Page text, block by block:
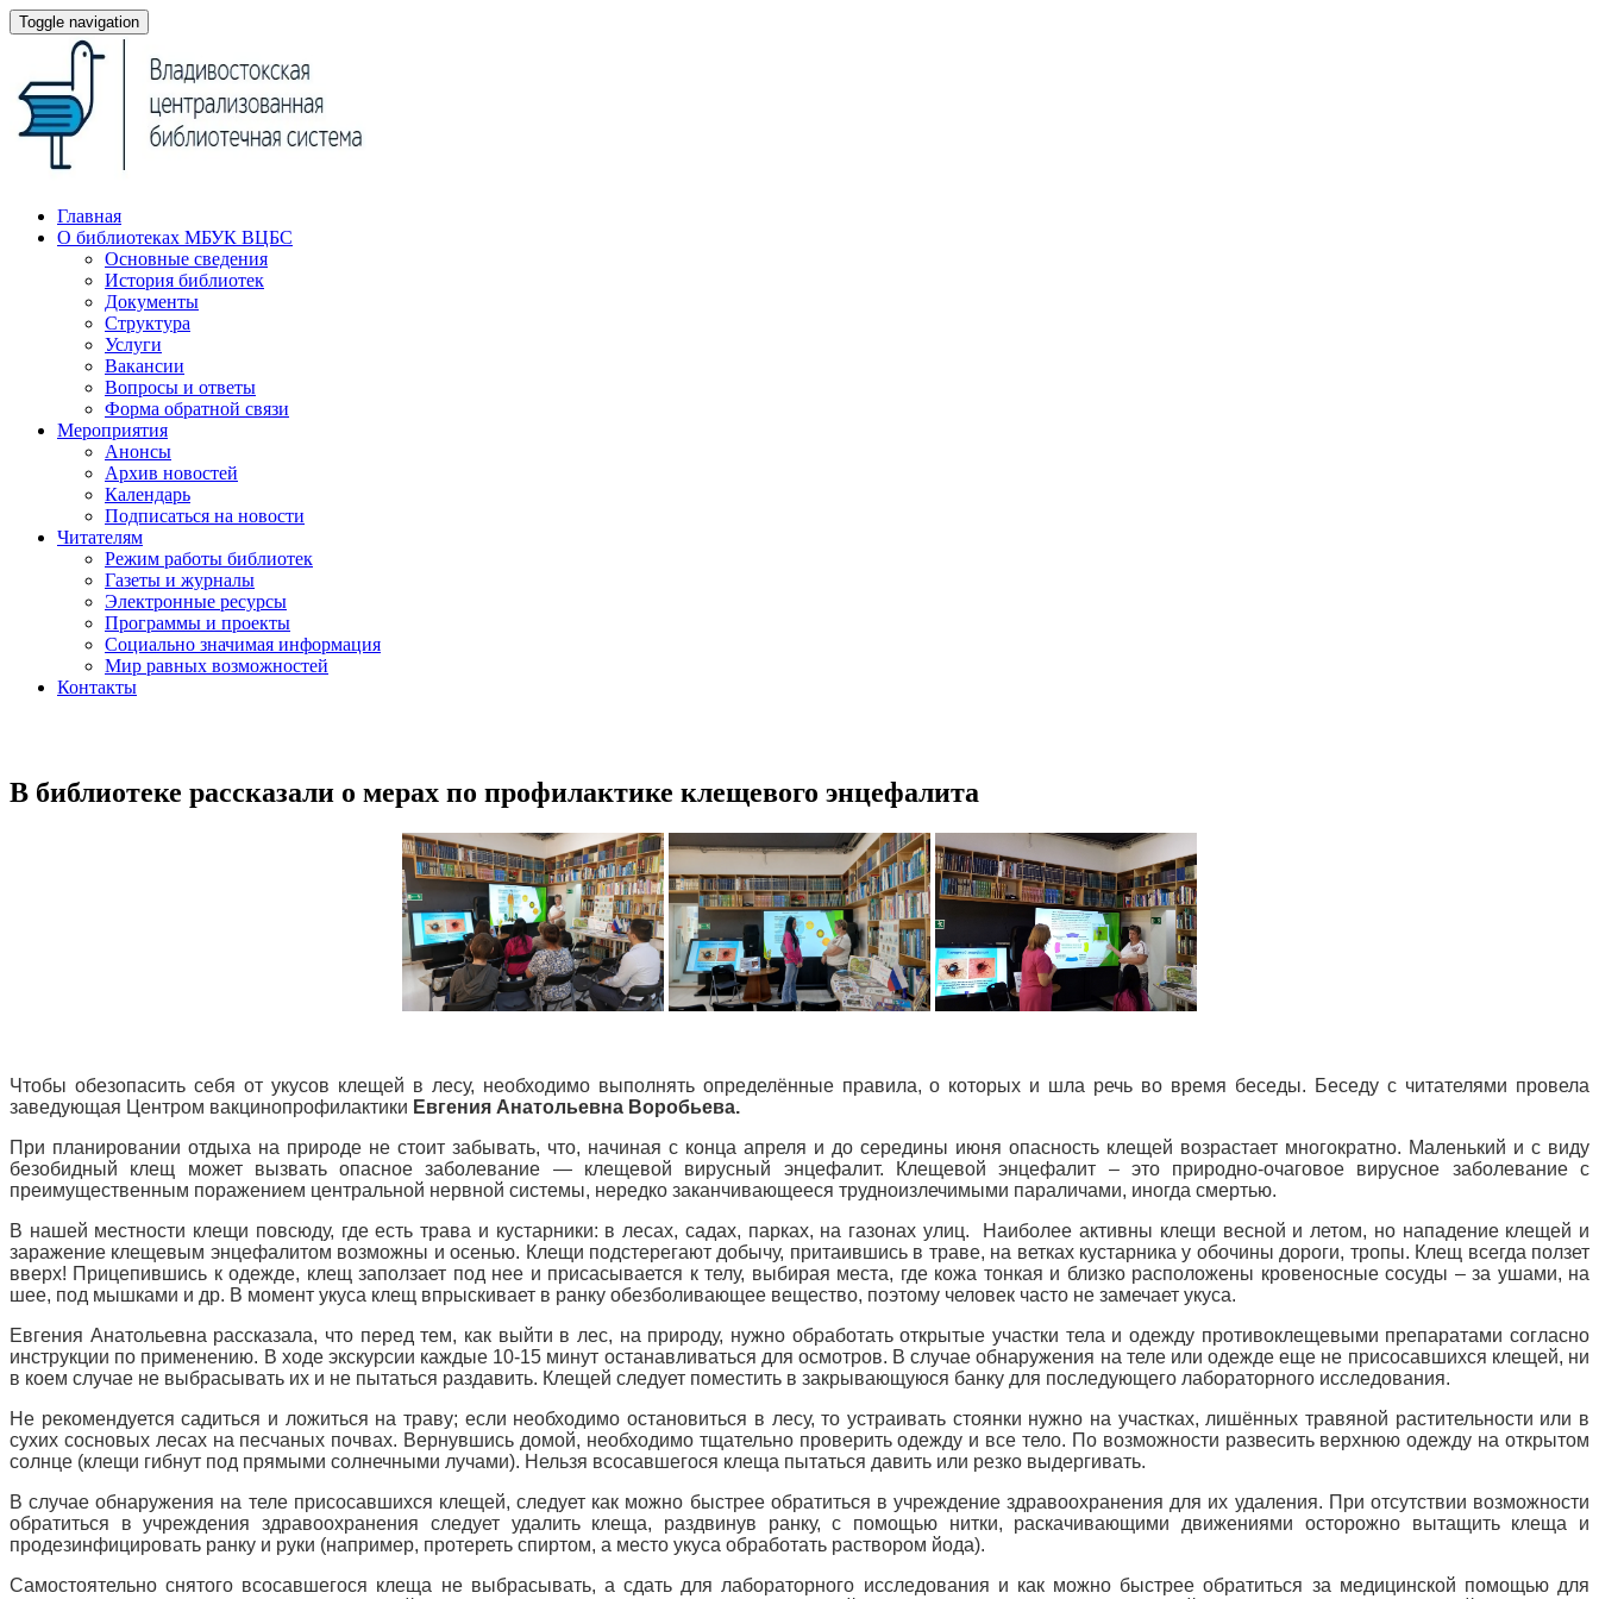
Toggle navigation
Главная
О библиотеках МБУК ВЦБС
Основные сведения
История библиотек
Документы
Структура
Услуги
Вакансии
Вопросы и ответы
Форма обратной связи
Мероприятия
Анонсы
Архив новостей
Календарь
Подписаться на новости
Читателям
Режим работы библиотек
Газеты и журналы
Электронные ресурсы
Программы и проекты
Социально значимая информация
Мир равных возможностей
Контакты
В библиотеке рассказали о мерах по профилактике клещевого энцефалита
Чтобы обезопасить себя от укусов клещей в лесу, необходимо выполнять определённые правила, о которых и шла речь во время беседы. Беседу с читателями провела
заведующая Центром вакцинопрофилактики Евгения Анатольевна Воробьева.
При планировании отдыха на природе не стоит забывать, что, начиная с конца апреля и до середины июня опасность клещей возрастает многократно. Маленький и с виду
безобидный клещ может вызвать опасное заболевание — клещевой вирусный энцефалит. Клещевой энцефалит – это природно-очаговое вирусное заболевание с
преимущественным поражением центральной нервной системы, нередко заканчивающееся трудноизлечимыми параличами, иногда смертью.
В нашей местности клещи повсюду, где есть трава и кустарники: в лесах, садах, парках, на газонах улиц. Наиболее активны клещи весной и летом, но нападение клещей и
заражение клещевым энцефалитом возможны и осенью. Клещи подстерегают добычу, притаившись в траве, на ветках кустарника у обочины дороги, тропы. Клещ всегда ползет
вверх! Прицепившись к одежде, клещ заползает под нее и присасывается к телу, выбирая места, где кожа тонкая и близко расположены кровеносные сосуды – за ушами, на
шее, под мышками и др. В момент укуса клещ впрыскивает в ранку обезболивающее вещество, поэтому человек часто не замечает укуса.
Евгения Анатольевна рассказала, что перед тем, как выйти в лес, на природу, нужно обработать открытые участки тела и одежду противоклещевыми препаратами согласно
инструкции по применению. В ходе экскурсии каждые 10-15 минут останавливаться для осмотров. В случае обнаружения на теле или одежде еще не присосавшихся клещей, ни
в коем случае не выбрасывать их и не пытаться раздавить. Клещей следует поместить в закрывающуюся банку для последующего лабораторного исследования.
Не рекомендуется садиться и ложиться на траву; если необходимо остановиться в лесу, то устраивать стоянки нужно на участках, лишённых травяной растительности или в
сухих сосновых лесах на песчаных почвах. Вернувшись домой, необходимо тщательно проверить одежду и все тело. По возможности развесить верхнюю одежду на открытом
солнце (клещи гибнут под прямыми солнечными лучами). Нельзя всосавшегося клеща пытаться давить или резко выдергивать.
В случае обнаружения на теле присосавшихся клещей, следует как можно быстрее обратиться в учреждение здравоохранения для их удаления. При отсутствии возможности
обратиться в учреждения здравоохранения следует удалить клеща, раздвинув ранку, с помощью нитки, раскачивающими движениями осторожно вытащить клеща и
продезинфицировать ранку и руки (например, протереть спиртом, а место укуса обработать раствором йода).
Самостоятельно снятого всосавшегося клеща не выбрасывать, а сдать для лабораторного исследования и как можно быстрее обратиться за медицинской помощью для